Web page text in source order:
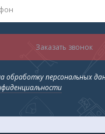
Заказать звонок
обработку персональных